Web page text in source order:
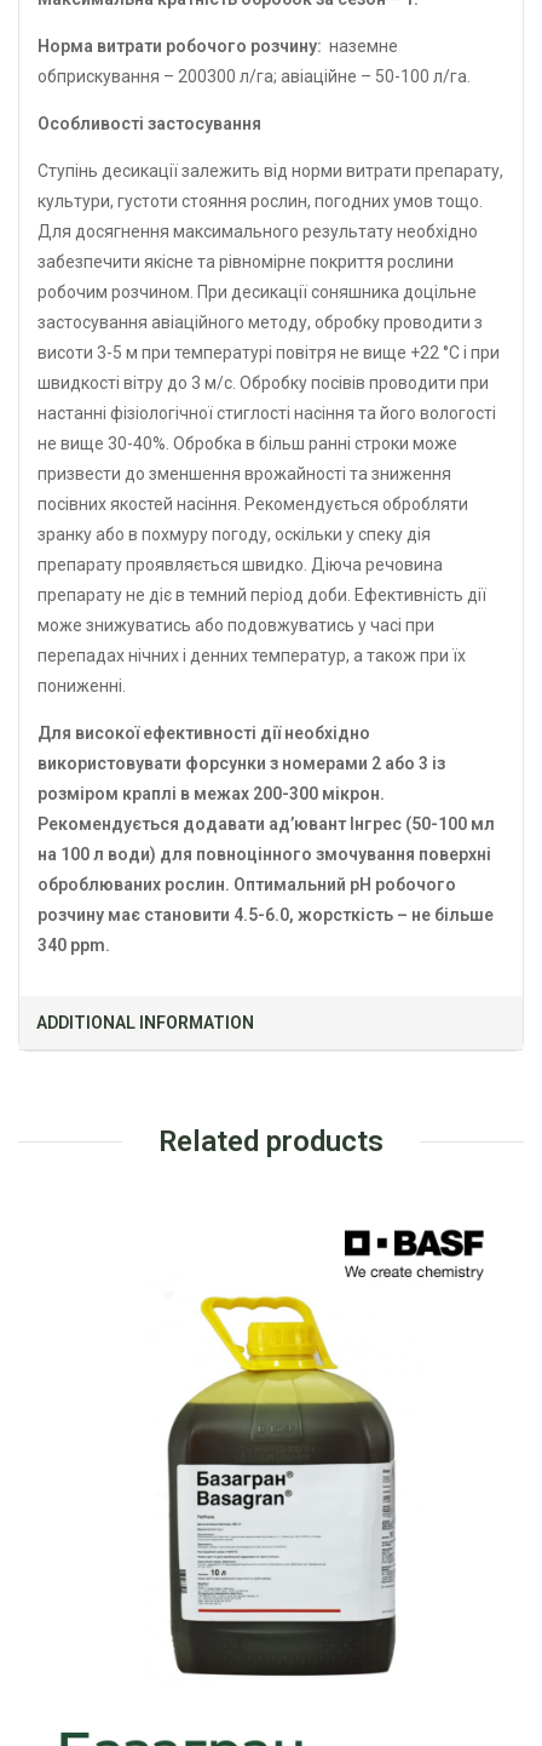
Норма витрати робочого розчину: наземне
обприскування – 200300 л/га; авіаційне – 50-100 л/га.
Особливостi застосування
Ступінь десикації залежить від норми витрати препарату,
культури, густоти стояння рослин, погодних умов тощо.
Для досягнення максимального результату необхідно
забезпечити якісне та рівномірне покриття рослини
робочим розчином. При десикації соняшника доцільне
застосування авіаційного методу, обробку проводити з
висоти 3-5 м при температурі повітря не вище +22 °С і при
швидкості вітру до 3 м/с. Обробку посівів проводити при
настанні фізіологічної стиглості насіння та його вологості
не вище 30-40%. Обробка в більш ранні строки може
призвести до зменшення врожайності та зниження
посівних якостей насіння. Рекомендується обробляти
зранку або в похмуру погоду, оскільки у спеку дія
препарату проявляється швидко. Діюча речовина
препарату не діє в темний період доби. Ефективність дії
може знижуватись або подовжуватись у часі при
перепадах нічних і денних температур, а також при їх
пониженні.
Для високої ефективності дії необхідно
використовувати форсунки з номерами 2 або 3 із
розміром краплі в межах 200-300 мікрон.
Рекомендується додавати ад’ювант Інгрес (50-100 мл
на 100 л води) для повноцінного змочування поверхні
оброблюваних рослин. Оптимальний рН робочого
розчину має становити 4.5-6.0, жорсткість – не більше
340 ppm.
ADDITIONAL INFORMATION
Related products